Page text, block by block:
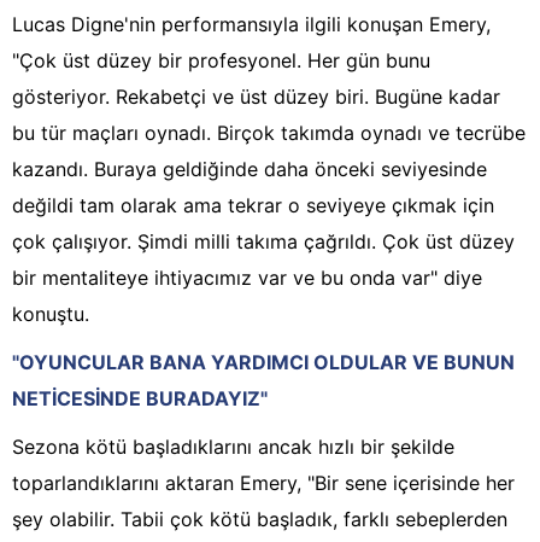
Lucas Digne'nin performansıyla ilgili konuşan Emery,
"Çok üst düzey bir profesyonel. Her gün bunu
gösteriyor. Rekabetçi ve üst düzey biri. Bugüne kadar
bu tür maçları oynadı. Birçok takımda oynadı ve tecrübe
kazandı. Buraya geldiğinde daha önceki seviyesinde
değildi tam olarak ama tekrar o seviyeye çıkmak için
çok çalışıyor. Şimdi milli takıma çağrıldı. Çok üst düzey
bir mentaliteye ihtiyacımız var ve bu onda var" diye
konuştu.
"OYUNCULAR BANA YARDIMCI OLDULAR VE BUNUN
NETİCESİNDE BURADAYIZ"
Sezona kötü başladıklarını ancak hızlı bir şekilde
toparlandıklarını aktaran Emery, "Bir sene içerisinde her
şey olabilir. Tabii çok kötü başladık, farklı sebeplerden